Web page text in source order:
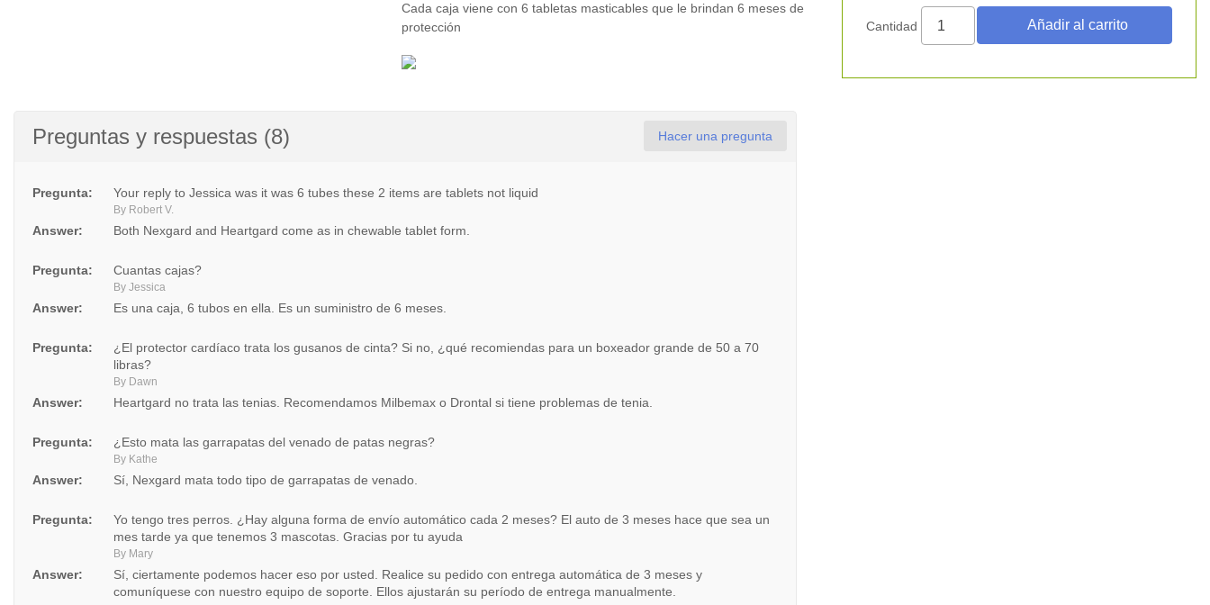
Cada caja viene con 6 tabletas masticables que le brindan 6 meses de
protección
Preguntas y respuestas (8) Hacer una pregunta
Pregunta: Your reply to Jessica was it was 6 tubes these 2 items are tablets not liquid
By Robert V.
Answer: Both Nexgard and Heartgard come as in chewable tablet form.
Pregunta: Cuantas cajas?
By Jessica
Answer: Es una caja, 6 tubos en ella. Es un suministro de 6 meses.
Pregunta:
¿El protector cardíaco trata los gusanos de cinta? Si no, ¿qué recomiendas para un boxeador grande de 50 a 70
libras?
By Dawn
Answer: Heartgard no trata las tenias. Recomendamos Milbemax o Drontal si tiene problemas de tenia.
Pregunta: ¿Esto mata las garrapatas del venado de patas negras?
By Kathe
Answer: Sí, Nexgard mata todo tipo de garrapatas de venado.
Pregunta:
Yo tengo tres perros. ¿Hay alguna forma de envío automático cada 2 meses? El auto de 3 meses hace que sea un
mes tarde ya que tenemos 3 mascotas. Gracias por tu ayuda
By Mary
Answer:
Sí, ciertamente podemos hacer eso por usted. Realice su pedido con entrega automática de 3 meses y
comuníquese con nuestro equipo de soporte. Ellos ajustarán su período de entrega manualmente.
Cantidad